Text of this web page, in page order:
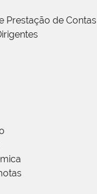
Prestação de Contas